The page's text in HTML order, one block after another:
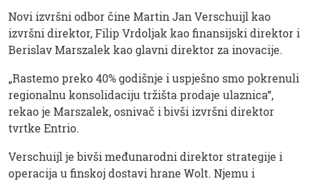
Novi izvršni odbor čine Martin Jan Verschuijl kao
izvršni direktor, Filip Vrdoljak kao finansijski direktor i
Berislav Marszalek kao glavni direktor za inovacije.
„Rastemo preko 40% godišnje i uspješno smo pokrenuli
regionalnu konsolidaciju tržišta prodaje ulaznica“,
rekao je Marszalek, osnivač i bivši izvršni direktor
tvrtke Entrio.
Verschuijl je bivši međunarodni direktor strategije i
operacija u finskoj dostavi hrane Wolt. Njemu i